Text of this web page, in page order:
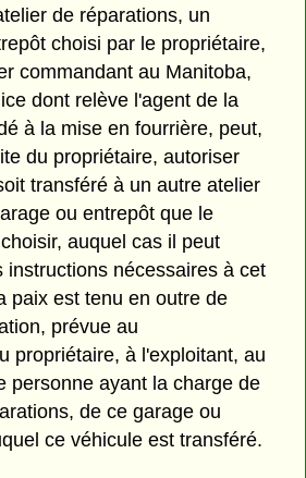
de réparations, un
choisi par le propriétaire,
commandant au Manitoba,
dont relève l'agent de la
à la mise en fourrière, peut,
du propriétaire, autoriser
transféré à un autre atelier
ou entrepôt que le
auquel cas il peut
instructions nécessaires à cet
paix est tenu en outre de
prévue au
propriétaire, à l'exploitant, au
personne ayant la charge de
de ce garage ou
ce véhicule est transféré.